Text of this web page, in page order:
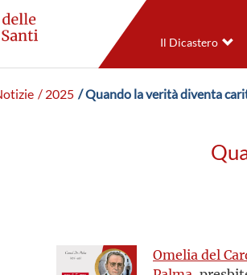
Il Dicastero
/ 2025 / Quando la verità diventa
Omelia del